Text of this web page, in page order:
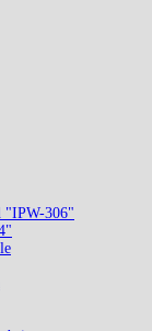
"IPW-306"